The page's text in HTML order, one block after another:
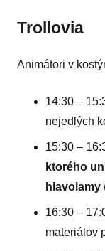
Trollovia
Animátori v
14:30 –
nejedlých
15:30 –
ktorého
hlavolamy
16:30 –
materiálov